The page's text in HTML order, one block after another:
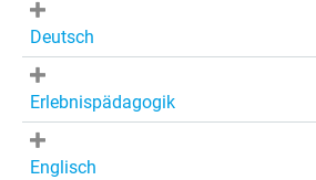
Deutsch
Erlebnispädagogik
Englisch